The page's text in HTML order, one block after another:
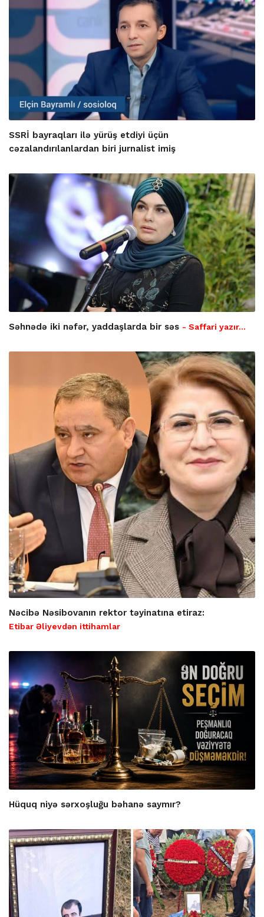
SSRİ bayraqları ilə yürüş etdiyi üçün
cəzalandırılanlardan biri jurnalist imiş
Səhnədə iki nəfər, yaddaşlarda bir səs - Saffari yazır…
Nəcibə Nəsibovanın rektor təyinatına etiraz:
Etibar Əliyevdən ittihamlar
Hüquq niyə sərxoşluğu bəhanə saymır?